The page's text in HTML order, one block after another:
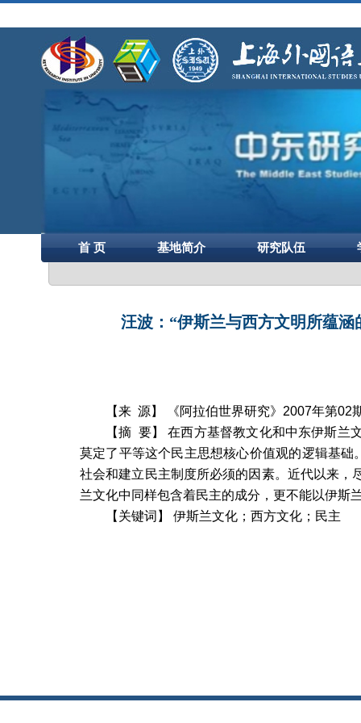
首 页 基地简介 研究队伍
汪波：“伊斯兰与西方文明所蕴
【来 源】 《阿拉伯世界研究》 2007年第02
【摘 要】
在西方基督教文化和中东伊斯兰
莫定了平等这个民主思想核心价值观的逻辑基础
社会和建立民主制度所必须的因素。近代以来
兰文化中同样包含着民主的成分，更不能以伊斯
【关键词】
伊斯兰文化；西方文化；民主